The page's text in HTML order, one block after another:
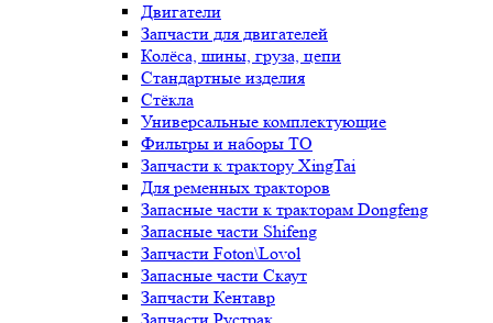
Двигатели
Запчасти для двигателей
Колёса, шины, груза, цепи
Стандартные изделия
Стёкла
Универсальные комплектующие
Фильтры и наборы ТО
Запчасти к трактору XingTai
Для ременных тракторов
Запасные части к тракторам Dongfeng
Запасные части Shifeng
Запчасти Foton\Lovol
Запасные части Скаут
Запчасти Кентавр